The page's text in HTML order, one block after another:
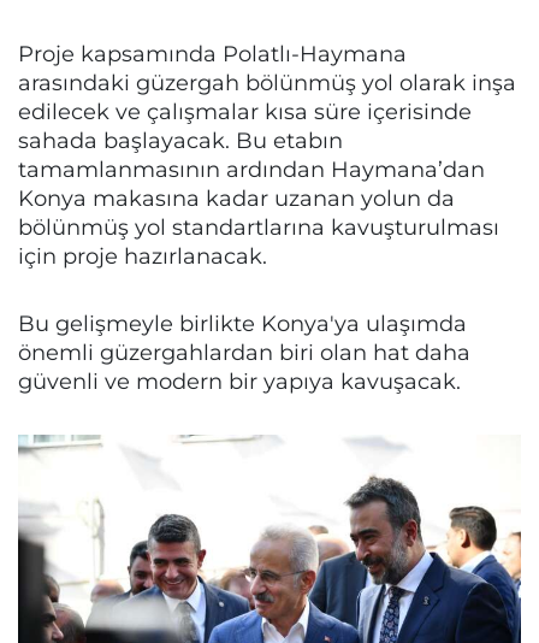
Proje kapsamında Polatlı-Haymana
arasındaki güzergah bölünmüş yol olarak inşa
edilecek ve çalışmalar kısa süre içerisinde
sahada başlayacak. Bu etabın
tamamlanmasının ardından Haymana’dan
Konya makasına kadar uzanan yolun da
bölünmüş yol standartlarına kavuşturulması
için proje hazırlanacak.
Bu gelişmeyle birlikte Konya'ya ulaşımda
önemli güzergahlardan biri olan hat daha
güvenli ve modern bir yapıya kavuşacak.